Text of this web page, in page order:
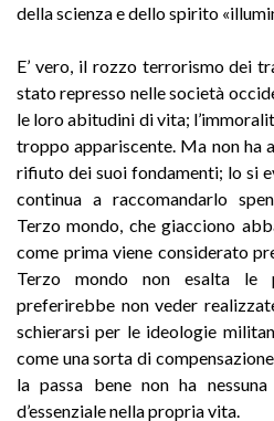
della scienza e dello spirito
E’ vero, il rozzo terrorismo dei
stato represso nelle società
le loro abitudini di vita;
troppo appariscente. Ma non ha
rifiuto dei suoi fondamenti; lo si
continua a raccomandarlo
Terzo mondo, che giacciono
come prima viene considerato
Terzo mondo non esalta le
preferirebbe non veder
schierarsi per le ideologie
come una sorta di
la passa bene non ha
d’essenziale nella propria vita.